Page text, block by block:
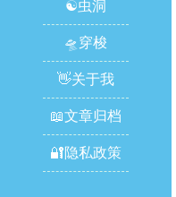
☯️虫洞
🛸穿梭
👋关于我
📖文章归档
🔐隐私政策